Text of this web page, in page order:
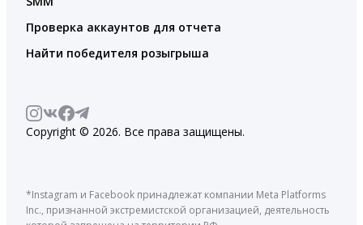
Проверка аккаунтов для отчета
Найти победителя розыгрыша
Copyright © 2026. Все права защищены.
*Instagram и Facebook принадлежат компании Meta Platforms
Inc., признанной экстремистской организацией, деятельность